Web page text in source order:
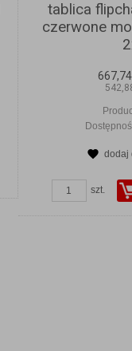
tablica
czerwone
dodaj
szt.